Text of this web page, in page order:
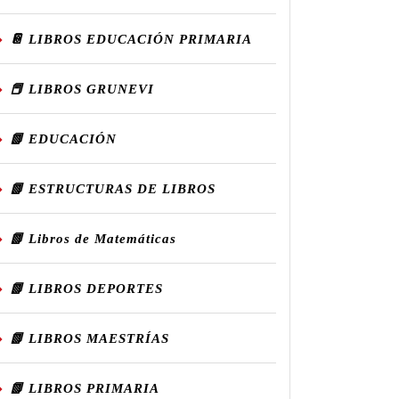
📔 LIBROS EDUCACIÓN PRIMARIA
📕 LIBROS GRUNEVI
📗 EDUCACIÓN
📗 ESTRUCTURAS DE LIBROS
📗 Libros de Matemáticas
📗 LIBROS DEPORTES
📗 LIBROS MAESTRÍAS
📗 LIBROS PRIMARIA